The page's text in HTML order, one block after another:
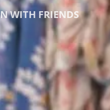
WITH FRIENDS